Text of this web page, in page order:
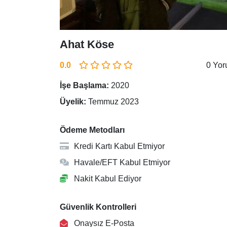
Ahat Köse
0.0 0
İşe Başlama: 2020
Üyelik: Temmuz 2023
Ödeme Metodları
Kredi Kartı Kabul Etmiyor
Havale/EFT Kabul Etmiyor
Nakit Kabul Ediyor
Güvenlik Kontrolleri
Onaysız E-Posta